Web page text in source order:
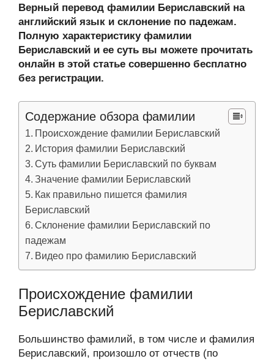
Верный перевод фамилии Бериславский на
английский язык и склонение по падежам.
Полную характеристику фамилии
Бериславский и ее суть вы можете прочитать
онлайн в этой статье совершенно бесплатно
без регистрации.
Содержание обзора фамилии
Происхождение фамилии Бериславский
История фамилии Бериславский
Суть фамилии Бериславский по буквам
Значение фамилии Бериславский
Как правильно пишется фамилия
Бериславский
Склонение фамилии Бериславский по
падежам
Видео про фамилию Бериславский
Происхождение фамилии
Бериславский
Большинство фамилий, в том числе и фамилия
Бериславский, произошло от отчеств (по